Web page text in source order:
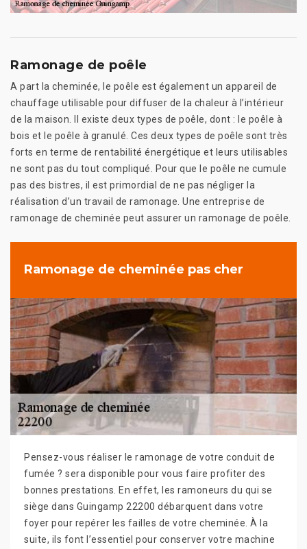
Ramonage de poêle
A part la cheminée, le poêle est également un appareil de
chauffage utilisable pour diffuser de la chaleur à l’intérieur
de la maison. Il existe deux types de poêle, dont : le poêle à
bois et le poêle à granulé. Ces deux types de poêle sont très
forts en terme de rentabilité énergétique et leurs utilisables
ne sont pas du tout compliqué. Pour que le poêle ne cumule
pas des bistres, il est primordial de ne pas négliger la
réalisation d’un travail de ramonage. Une entreprise de
ramonage de cheminée peut assurer un ramonage de poêle.
Ramonage de cheminée pas cher
Pensez-vous réaliser le ramonage de votre conduit de
fumée ? sera disponible pour vous faire profiter des
bonnes prestations. En effet, les ramoneurs du qui se
siège dans Guingamp 22200 débarquent dans votre
foyer pour repérer les failles de votre cheminée. À la
suite, ils font l’essentiel pour conserver votre machine